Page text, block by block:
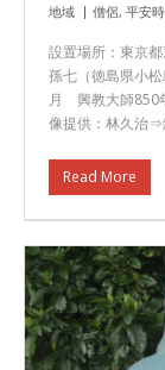
地域
僧侶, 平安
設置場所：東京
孫七（徳島県小
月 興教大師850
像提供：林久治
Read More